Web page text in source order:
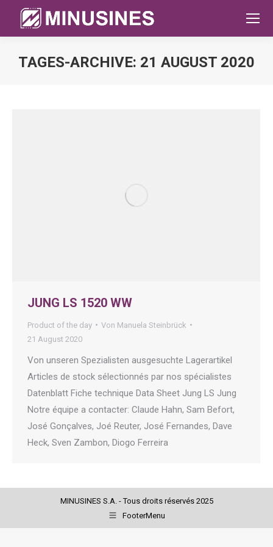
TAGES-ARCHIVE: 21 AUGUST 2020
JUNG LS 1520 WW
Product of the day Von Manuela Steinbrück
21 August 2020
Von unseren Spezialisten ausgesuchte Lagerartikel
Articles de stock sélectionnés par nos spécialistes
Datenblatt Fiche technique Data Sheet Jung LS Jung
Notre équipe a contacter: Claude Hahn, Sam Befort,
José Gonçalves, Joé Reuter, José Fernandes, Dave
Heck, Sven Zambon, Diogo Ferreira
MINUSINES S.A. - Tous droits réservés 2025
FooterMenu